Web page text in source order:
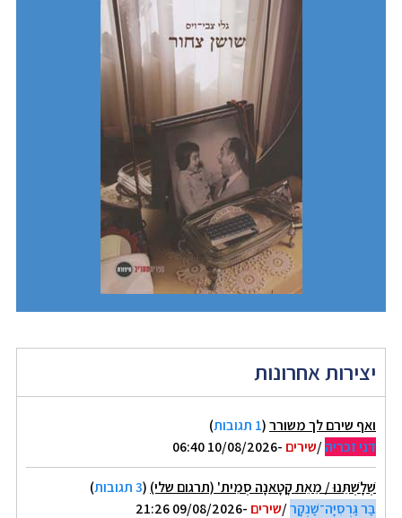
יצירות אחרונות
ואף שירם לך משורר(1 תגובות
)
דני זכריה/שירים -10/08/2026 06:40
שְׁלָשְׁתֵּנוּ / מֵאֵת קָטָאנָה סְמִית' (תרגום שלי) (3 תגובות
)
בַּר גַּרְסִיָּה־שַׁנְקָר/שירים -09/08/2026 21:26